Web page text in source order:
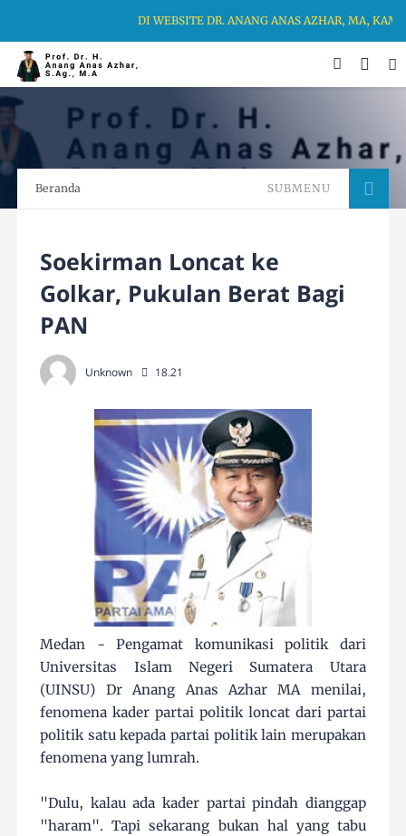
DI WEBSITE DR. ANANG ANAS AZHAR, MA, KAMI
Beranda SUBMENU
Soekirman Loncat ke
Golkar, Pukulan Berat Bagi
PAN
Unknown 18.21
Medan - Pengamat komunikasi politik dari
Universitas Islam Negeri Sumatera Utara
(UINSU) Dr Anang Anas Azhar MA menilai,
fenomena kader partai politik loncat dari partai
politik satu kepada partai politik lain merupakan
fenomena yang lumrah.
"Dulu, kalau ada kader partai pindah dianggap
"haram". Tapi sekarang bukan hal yang tabu